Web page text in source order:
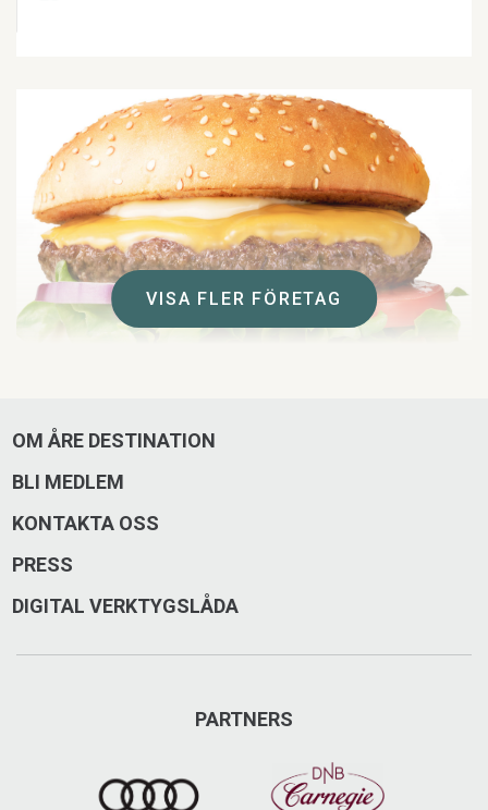
Svensk hamburgerkedja belägen på Åre torg.
max.se/
Besök på Facebook
VISA FLER FÖRETAG
OM ÅRE DESTINATION
BLI MEDLEM
KONTAKTA OSS
PRESS
DIGITAL VERKTYGSLÅDA
PARTNERS